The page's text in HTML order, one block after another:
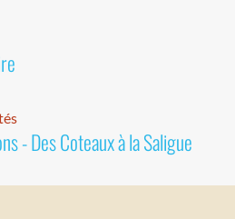
- Des Coteaux à la Saligue